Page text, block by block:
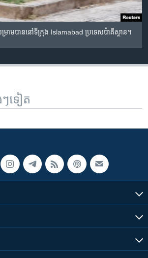
រាម​បាន​នៅទីក្រុង​ Islamabad ប្រទេស​ប៉ាគីស្ថាន។
ៗទៀត